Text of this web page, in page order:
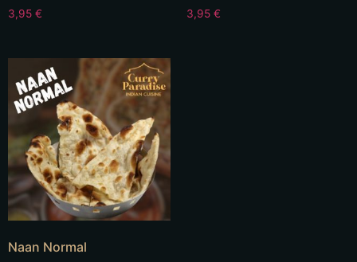
3,95 € 3,95 €
Naan Normal